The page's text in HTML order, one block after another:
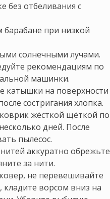
без отбеливания с
при низкой
солнечными лучами.
рекомендациям по
машинки.
катышки на поверхности
состригания хлопка.
жёсткой щёткой по
дней. После
пылесос.
аккуратно обрежьте
за нити.
не перевешивайте
кладите ворсом вниз на